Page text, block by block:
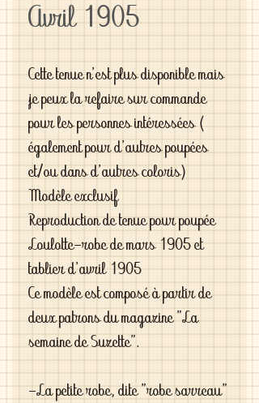
Avril 1905
Cette tenue n'est plus disponible mais
je peux la refaire sur commande
pour les personnes intéressées (
également pour d'autres poupées
et/ou dans d'autres coloris)
Modèle exclusif
Reproduction de tenue pour poupée
Loulotte-robe de mars 1905 et
tablier d'avril 1905
Ce modèle est composé à partir de
deux patrons du magazine "La
semaine de Suzette".
-La petite robe, dite "robe sarreau"